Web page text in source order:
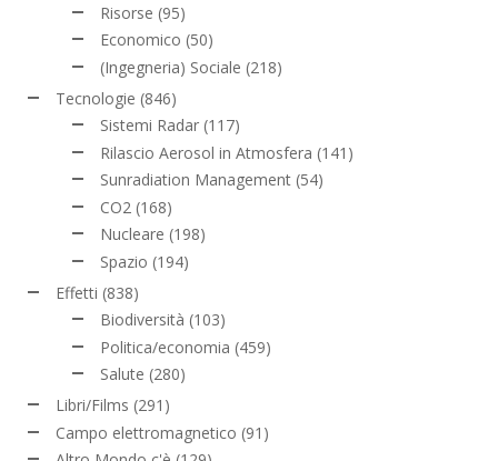
Risorse (95)
Economico (50)
(Ingegneria) Sociale (218)
Tecnologie (846)
Sistemi Radar (117)
Rilascio Aerosol in Atmosfera (141)
Sunradiation Management (54)
CO2 (168)
Nucleare (198)
Spazio (194)
Effetti (838)
Biodiversità (103)
Politica/economia (459)
Salute (280)
Libri/Films (291)
Campo elettromagnetico (91)